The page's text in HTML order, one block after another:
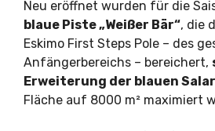
Neu eröffnet wurden für die
blaue Piste „Weißer Bär“, die
Eskimo First Steps Pole – des
Anfängerbereichs – bereichert,
Erweiterung der blauen
Fläche auf 8000 m² maximiert